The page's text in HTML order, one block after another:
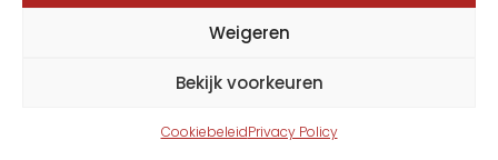
Weigeren
Bekijk voorkeuren
CookiebeleidPrivacy Policy